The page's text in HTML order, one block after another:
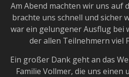
Am Abend machten wir uns auf
brachte uns schnell und sicher
war ein gelungener Ausflug bei
der allen Teilnehmern viel
Ein großer Dank geht an das
Familie Vollmer, die uns einen